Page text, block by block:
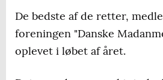
De bedste af de retter,
foreningen "Danske
oplevet i løbet af året.